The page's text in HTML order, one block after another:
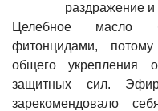
раздражение и
Целебное масло
фитонцидами,
общего укрепления
защитных сил.
зарекомендовало